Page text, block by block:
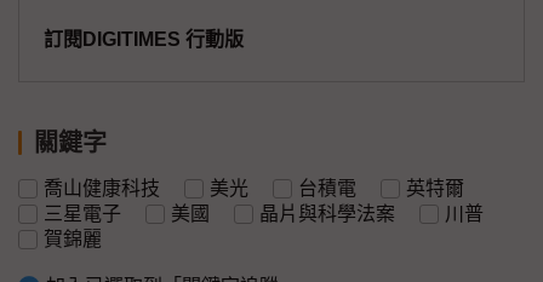
訂閱DIGITIMES 行動版
關鍵字
喬山健康科技 美光 台積電
英特爾
三星電子
美國 晶片與科學法案
川普
賀錦麗